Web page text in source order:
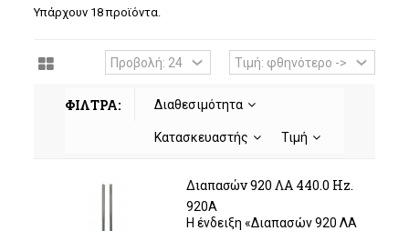
Υπάρχουν 18 προϊόντα.
ΦΙΛΤΡΑ: Διαθεσιμότητα
Κατασκευαστής Τιμή
Διαπασών 920 ΛΑ 440.0 Hz.
920A
Η ένδειξη «Διαπασών 920 ΛΑ